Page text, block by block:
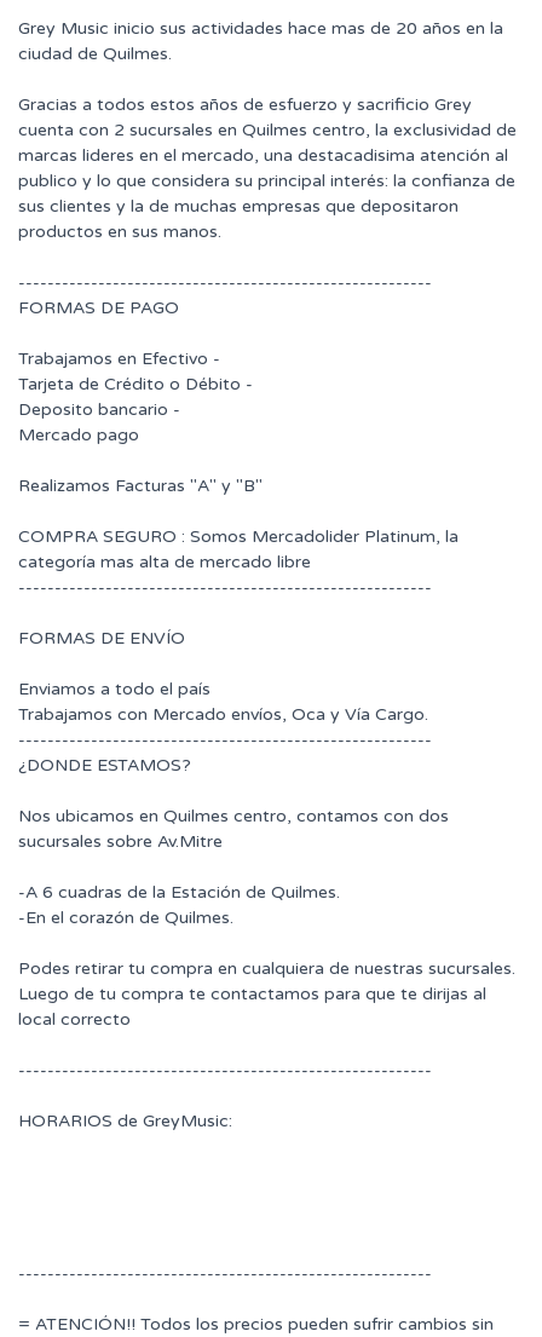
Grey Music inicio sus actividades hace mas de 20 años en la
ciudad de Quilmes.
Gracias a todos estos años de esfuerzo y sacrificio Grey
cuenta con 2 sucursales en Quilmes centro, la exclusividad de
marcas lideres en el mercado, una destacadisima atención al
publico y lo que considera su principal interés: la confianza de
sus clientes y la de muchas empresas que depositaron
productos en sus manos.
---------------------------------------------------------
FORMAS DE PAGO
Trabajamos en Efectivo -
Tarjeta de Crédito o Débito -
Deposito bancario -
Mercado pago
Realizamos Facturas "A" y "B"
COMPRA SEGURO : Somos Mercadolider Platinum, la
categoría mas alta de mercado libre
---------------------------------------------------------
FORMAS DE ENVÍO
Enviamos a todo el país
Trabajamos con Mercado envíos, Oca y Vía Cargo.
---------------------------------------------------------
¿DONDE ESTAMOS?
Nos ubicamos en Quilmes centro, contamos con dos
sucursales sobre Av.Mitre
-A 6 cuadras de la Estación de Quilmes.
-En el corazón de Quilmes.
Podes retirar tu compra en cualquiera de nuestras sucursales.
Luego de tu compra te contactamos para que te dirijas al
local correcto
---------------------------------------------------------
HORARIOS de GreyMusic:
---------------------------------------------------------
= ATENCIÓN!! Todos los precios pueden sufrir cambios sin